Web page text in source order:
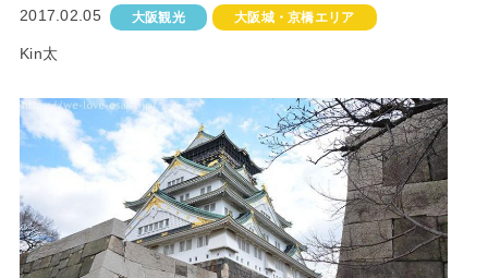
2017.02.05 大阪観光 大阪城・京橋エリア
Kin太